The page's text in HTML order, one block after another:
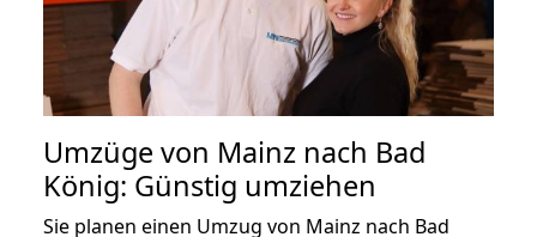
Umzüge von Mainz nach Bad
König: Günstig umziehen
Sie planen einen Umzug von Mainz nach Bad